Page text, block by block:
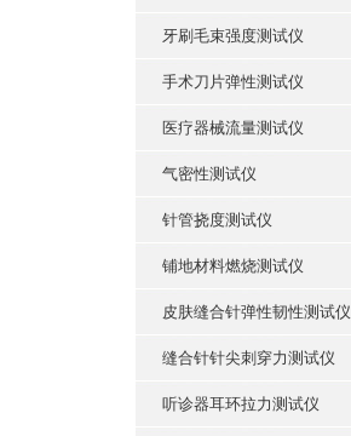
牙刷毛束强度测试仪
手术刀片弹性测试仪
医疗器械流量测试仪
气密性测试仪
针管挠度测试仪
铺地材料燃烧测试仪
皮肤缝合针弹性韧性测试仪
缝合针针尖刺穿力测试仪
听诊器耳环拉力测试仪